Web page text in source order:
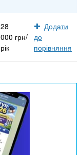
28
000 грн/
рік
Додати
до
порівняння